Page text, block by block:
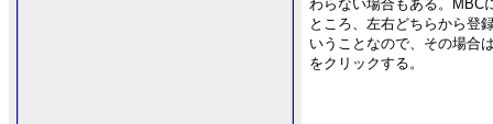
わらない場合もある。MBC
ところ、左右どちらから登
いうことなので、その場合
をクリックする。